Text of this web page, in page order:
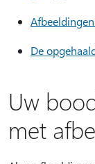
De
Uw
met